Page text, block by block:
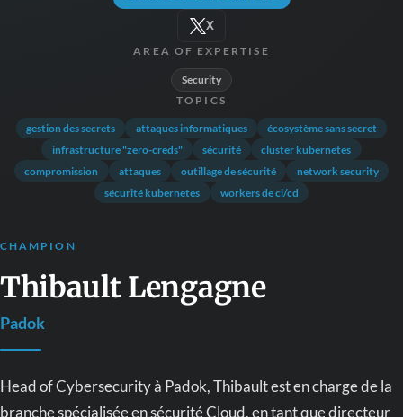
X
AREA OF EXPERTISE
Security
TOPICS
gestion des secrets attaques informatiques
écosystème sans secret
infrastructure "zero-creds"
sécurité
cluster kubernetes
compromission
attaques outillage de sécurité
network security
sécurité kubernetes
workers de ci/cd
CHAMPION
Thibault Lengagne
Padok
Head of Cybersecurity à Padok, Thibault est en charge de la
branche spécialisée en sécurité Cloud, en tant que directeur